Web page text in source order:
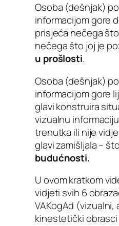
Osoba (dešnjak)
informacijom gore
prisjeća nečega
nečega što joj je
u prošlosti.
Osoba (dešnjak)
informacijom gore
glavi konstruira
vizualnu
trenutka ili nije
glavi zamišljala –
budućnosti.
U ovom kratkom
vidjeti svih 6
VAKogAd (vizualni,
kinestetički